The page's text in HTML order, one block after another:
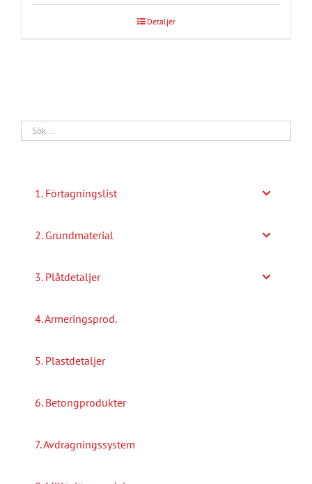
Detaljer
1. Förtagningslist
2. Grundmaterial
3. Plåtdetaljer
4. Armeringsprod.
5. Plastdetaljer
6. Betongprodukter
7. Avdragningssystem